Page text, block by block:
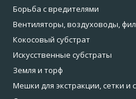
Борьба с вредителями
Вентиляторы, воздуховоды,
Кокосовый субстрат
Искусственные субстраты
Земля и торф
Мешки для экстракции, сетки и